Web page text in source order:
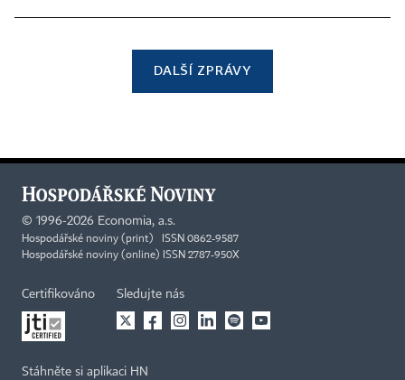
DALŠÍ ZPRÁVY
© 1996-2026 Economia, a.s.
Hospodářské noviny (print) ISSN 0862-9587
Hospodářské noviny (online) ISSN 2787-950X
Certifikováno Sledujte nás
Stáhněte si aplikaci HN